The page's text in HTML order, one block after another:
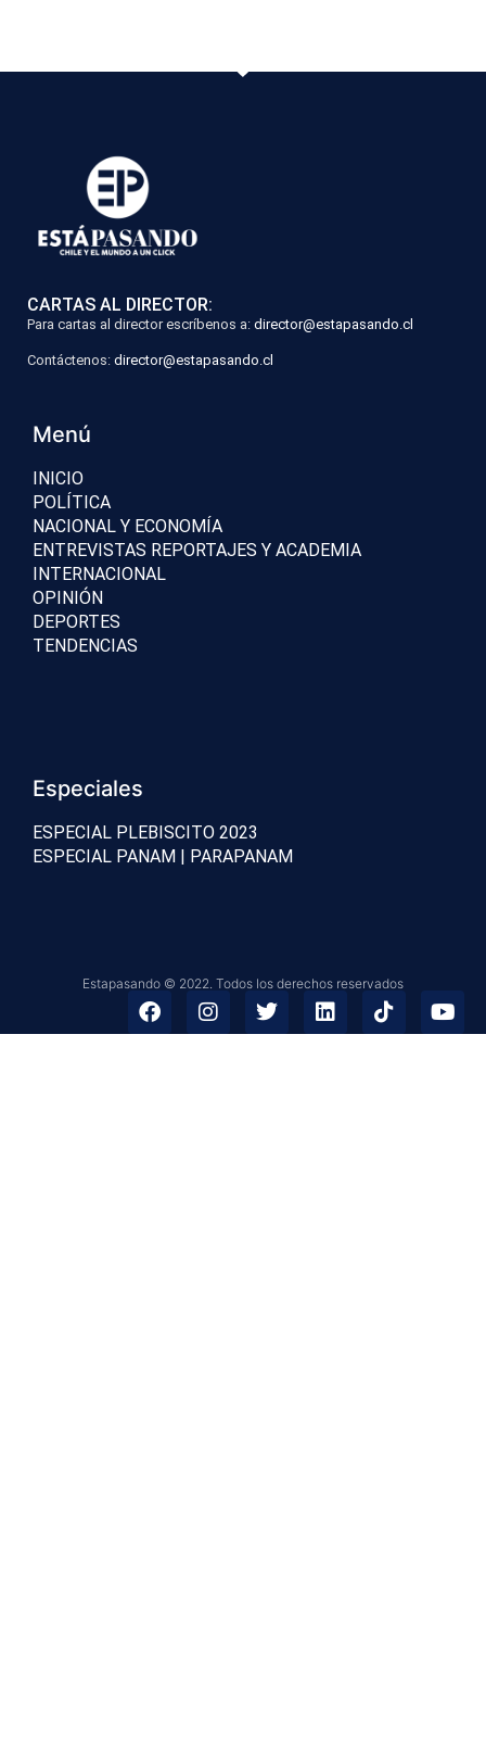
CARTAS AL DIRECTOR:
Para cartas al director escríbenos a: director@estapasando.cl
Contáctenos: director@estapasando.cl
Menú
INICIO
POLÍTICA
NACIONAL Y ECONOMÍA
ENTREVISTAS REPORTAJES Y ACADEMIA
INTERNACIONAL
OPINIÓN
DEPORTES
TENDENCIAS
Especiales
ESPECIAL PLEBISCITO 2023
ESPECIAL PANAM | PARAPANAM
Estapasando © 2022. Todos los derechos reservados